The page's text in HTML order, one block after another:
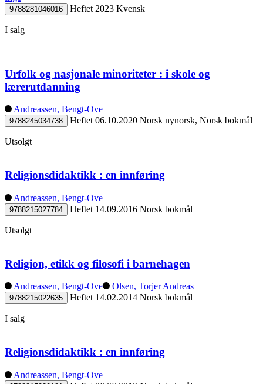
9788281046016 Heftet 2023 Kvensk
I salg
Urfolk og nasjonale minoriteter : i skole og
lærerutdanning
Andreassen, Bengt-Ove
9788245034738 Heftet 06.10.2020 Norsk nynorsk, Norsk bokmål
Utsolgt
Religionsdidaktikk : en innføring
Andreassen, Bengt-Ove
9788215027784 Heftet 14.09.2016 Norsk bokmål
Utsolgt
Religion, etikk og filosofi i barnehagen
Andreassen, Bengt-Ove Olsen, Torjer Andreas
9788215022635 Heftet 14.02.2014 Norsk bokmål
I salg
Religionsdidaktikk : en innføring
Andreassen, Bengt-Ove